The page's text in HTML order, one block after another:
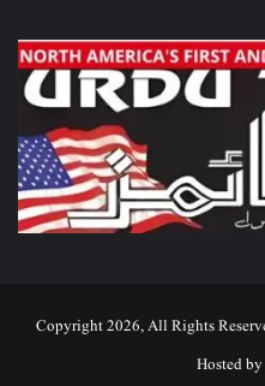
Hosted by